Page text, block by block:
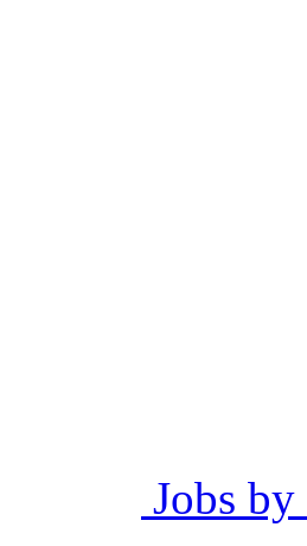
Jobs by